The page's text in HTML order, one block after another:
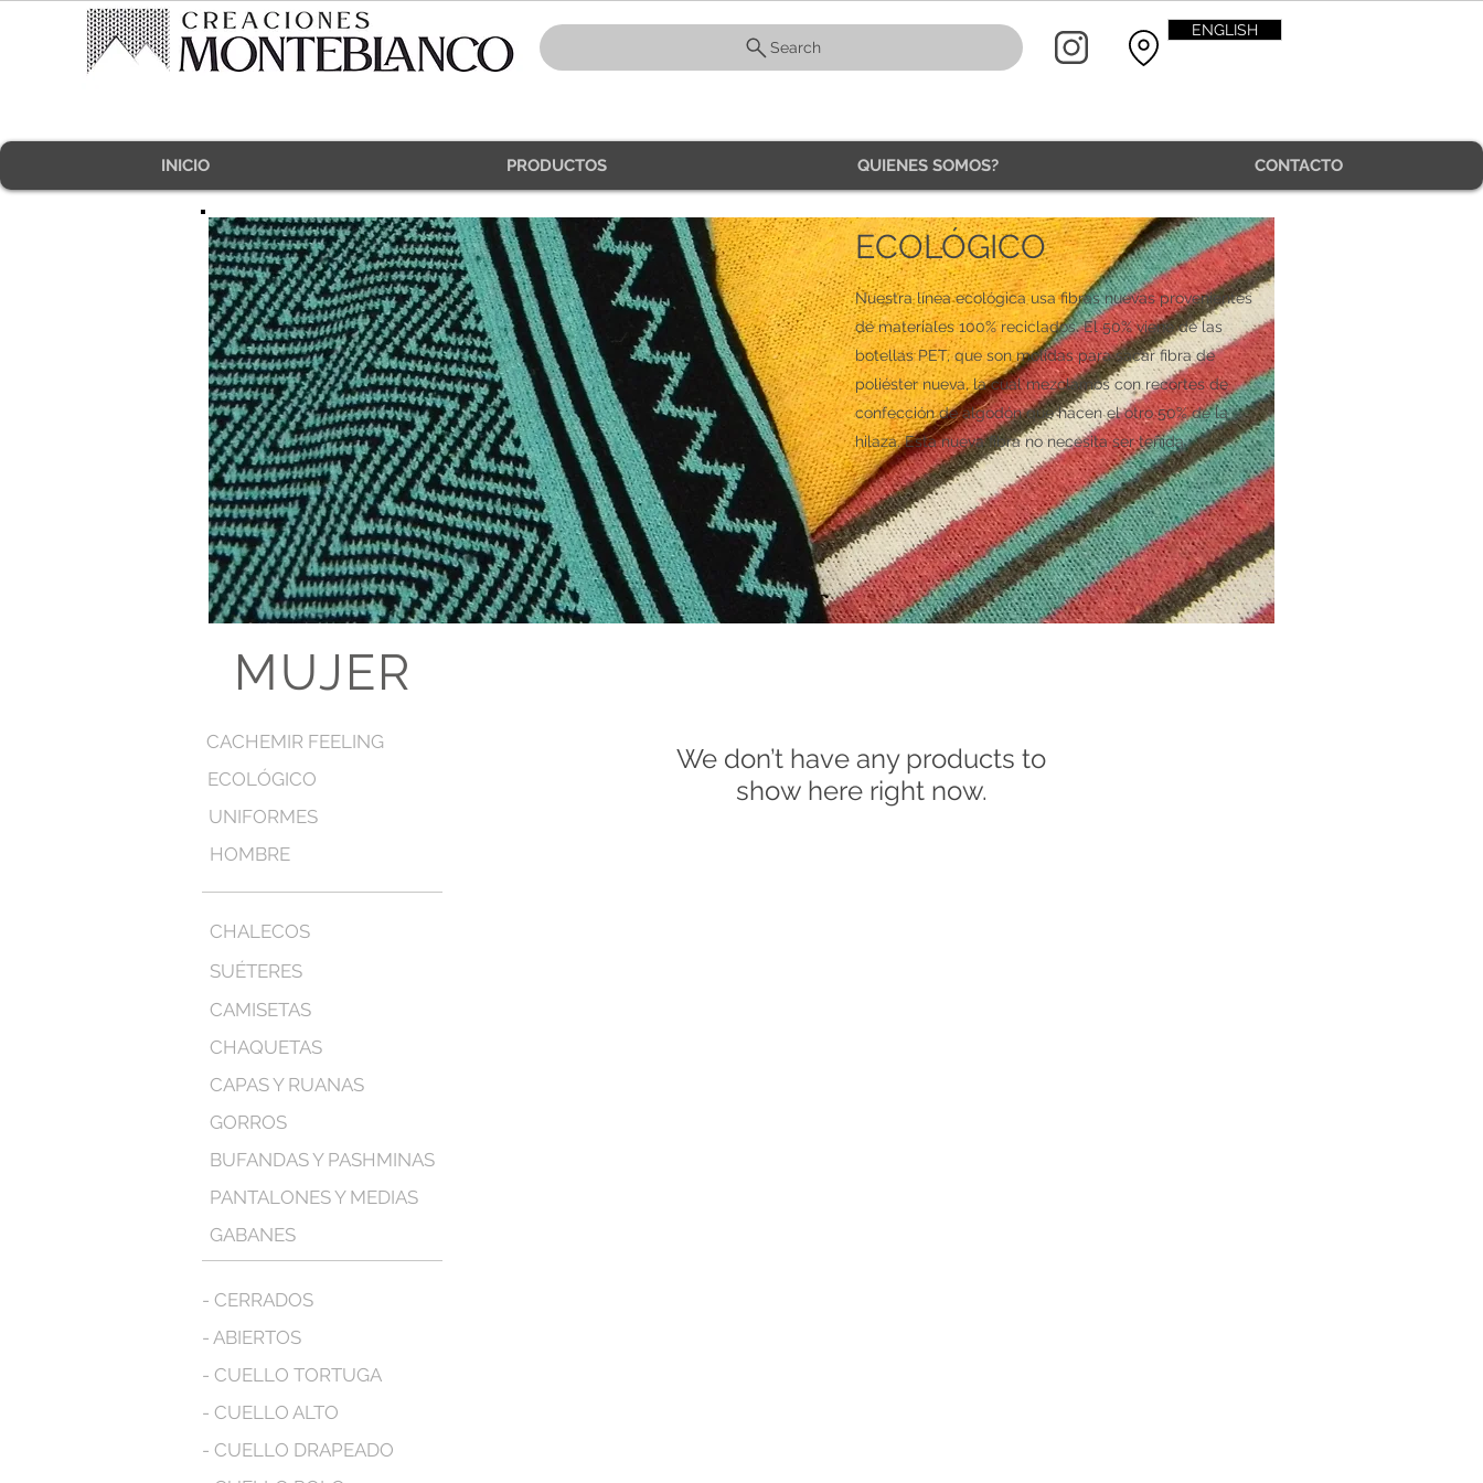
Search
INICIO PRODUCTOS QUIENES SOMOS? CONTACTO
ENGLISH
ECOLÓGICO
Nuestra línea ecológica usa fibras nuevas provenientes
de materiales 100% reciclados. El 50% viene de las
botellas PET, que son molidas para sacar fibra de
poliéster nueva, la cual mezclamos con recortes de
confección de algodón que hacen el otro 50% de la
hilaza. Esta nueva fibra no necesita ser teñida.
We don’t have any products to
show here right now.
MUJER
CACHEMIR FEELING
ECOLÓGICO
HOMBRE
UNIFORMES
CHALECOS
SUÉTERES
CAMISETAS
CHAQUETAS
CAPAS Y RUANAS
GORROS
BUFANDAS Y PASHMINAS
PANTALONES Y MEDIAS
GABANES
- CERRADOS
- ABIERTOS
- CUELLO TORTUGA
- CUELLO ALTO
- CUELLO DRAPEADO